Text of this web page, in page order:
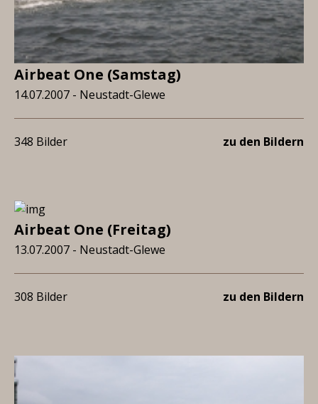
Airbeat One (Samstag)
14.07.2007 - Neustadt-Glewe
348 Bilder zu den Bildern
Airbeat One (Freitag)
13.07.2007 - Neustadt-Glewe
308 Bilder zu den Bildern